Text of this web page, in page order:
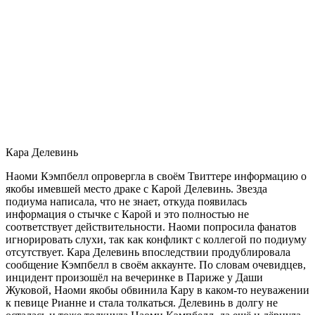
Кара Делевинь
Наоми Кэмпбелл опровергла в своём Твиттере информацию о
якобы имевшей место драке с Карой Делевинь. Звезда
подиума написала, что не знает, откуда появилась
информация о стычке с Карой и это полностью не
соответствует действительности. Наоми попросила фанатов
игнорировать слухи, так как конфликт с коллегой по подиуму
отсутствует. Кара Делевинь впоследствии продублировала
сообщение Кэмпбелл в своём аккаунте. По словам очевидцев,
инцидент произошёл на вечеринке в Париже у Даши
Жуковой, Наоми якобы обвинила Кару в каком-то неуважении
к певице Рианне и стала толкаться. Делевинь в долгу не